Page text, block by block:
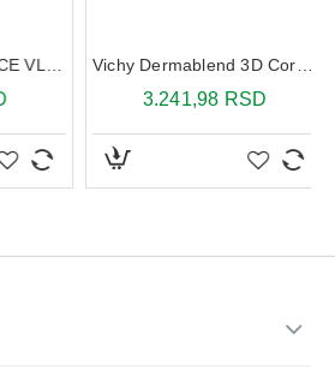
PAMPERS MARAMICE VLAZNE SENSITIVE 52X Vichy Dermablend 3D Correction SPF25 20 30 ml
3.241,98 RSD